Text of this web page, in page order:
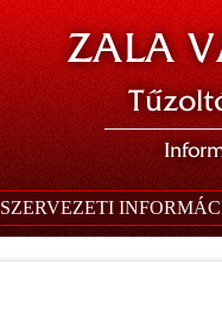
ZALA
SZERVEZETI